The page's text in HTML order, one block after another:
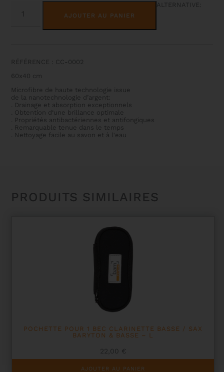
QUANTITÉ
60*40
AJOUTER AU PANIER
ALTERNATIVE:
RÉFÉRENCE : CC-0002
60x40 cm
Microfibre de haute technologie issue
de la nanotechnologie d’argent:
. Drainage et absorption exceptionnels
. Obtention d‘une brillance optimale
. Propriétés antibactériennes et antifongiques
. Remarquable tenue dans le temps
. Nettoyage facile au savon et à l‘eau
PRODUITS SIMILAIRES
POCHETTE POUR 1 BEC CLARINETTE BASSE / SAX
BARYTON & BASSE – L
22,00 €
AJOUTER AU PANIER